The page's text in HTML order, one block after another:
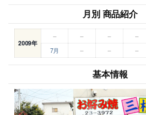
月別 商品紹介
2009年
– – – –
7月
– – –
基本情報